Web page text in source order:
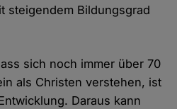
steigendem Bildungsgrad
sich noch immer über 70
als Christen verstehen, ist
Daraus kann